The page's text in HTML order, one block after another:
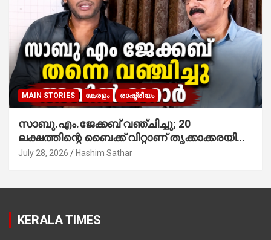
MAIN STORIES കേരളം രാഷ്ട്രീയം
സാബു.എം.ജേക്കബ് വഞ്ചിച്ചു; 20
ലക്ഷത്തിന്റെ ബൈക്ക് വിറ്റാണ് തൃക്കാക്കരയില്‍
മത്സരിച്ചത്! പ്രചാരണത്തിന് രണ്ടേ രണ്ടുപേര്‍
അഖില്‍ മാരാര്‍ ട്വന്റി 20 വിട്ടു
July 28, 2026 Hashim Sathar
KERALA TIMES